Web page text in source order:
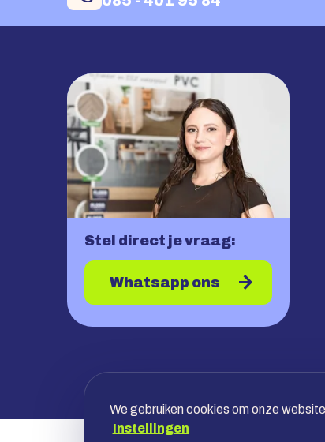
Stel direct je vraag:
Whatsapp ons
We gebruiken cookies om onze
Instellingen